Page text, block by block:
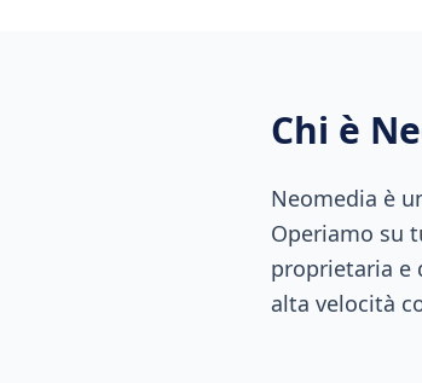
Chi è
Neomedia è
Operiamo su
proprietaria e
alta velocità